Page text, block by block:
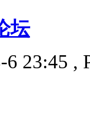
坛
6 23:45 ,